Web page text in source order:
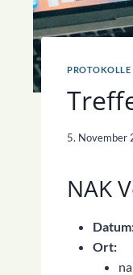
PROTOKOLLE
5. November
NAK
Ort: